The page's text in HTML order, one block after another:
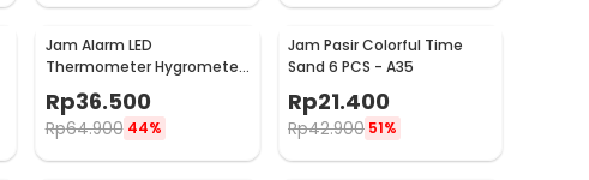
Jam Alarm LED
Thermometer Hygrometer
Forecast Weather Station -
2159T
Rp36.500
Rp64.900 44%
Jam Pasir Colorful Time
Sand 6 PCS - A35
Rp21.400
Rp42.900 51%